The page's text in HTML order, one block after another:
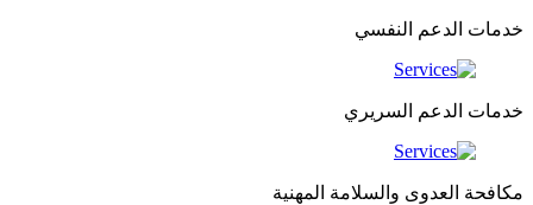
خدمات الدعم النفسي
خدمات الدعم السريري
مكافحة العدوى والسلامة المهنية